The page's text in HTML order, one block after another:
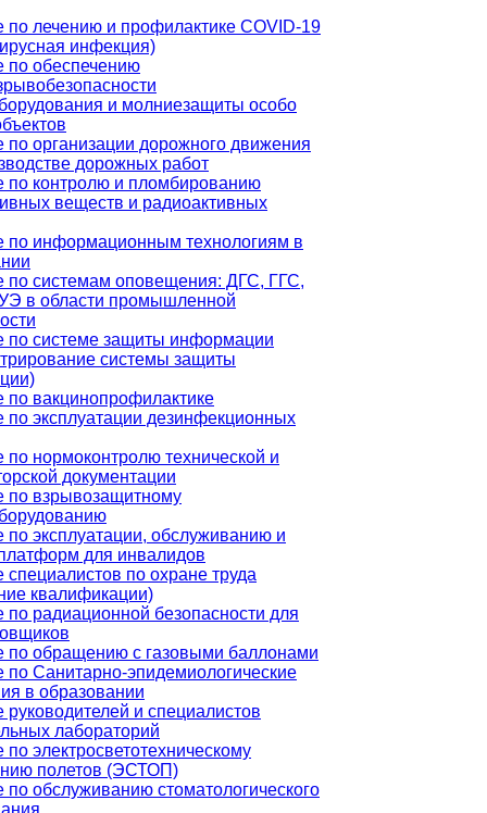
по лечению и профилактике COVID-19
инфекция)
по обеспечению
и молниезащиты особо
по организации дорожного движения
дорожных работ
по контролю и пломбированию
веществ и радиоактивных
по информационным технологиям в
по системам оповещения: ДГС, ГГС,
в области промышленной
по системе защиты информации
системы защиты
по вакцинопрофилактике
по эксплуатации дезинфекционных
по нормоконтролю технической и
документации
по взрывозащитному
по эксплуатации, обслуживанию и
для инвалидов
специалистов по охране труда
квалификации)
по радиационной безопасности для
по обращению с газовыми баллонами
по Санитарно-эпидемиологические
в образовании
руководителей и специалистов
лабораторий
электросветотехническому
полетов (ЭСТОП)
по обслуживанию стоматологического